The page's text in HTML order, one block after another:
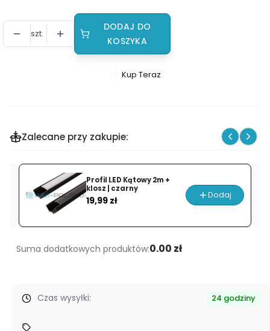
szt.
DODAJ DO
KOSZYKA
Szybki
cienki
SLIM
LED
|
|
Kup Teraz
Zalecane przy zakupie:
Profil LED Kątowy 2m +
klosz | czarny
Cena
19,99 zł Dodaj
Suma dodatkowych produktów:0.00 zł
Czas wysyłki: 24 godziny